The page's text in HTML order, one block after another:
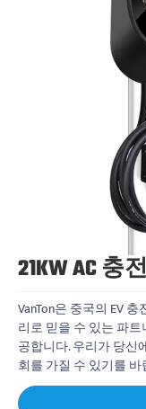
21KW AC 충
VanTon은 중국의 EV
리로 믿을 수 있는 파트
공합니다. 우리가 당신
회를 가질 수 있기를